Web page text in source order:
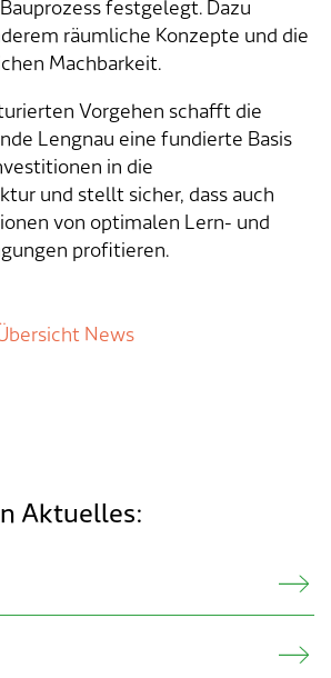
festgelegt. Dazu
räumliche Konzepte und die
Machbarkeit.
Vorgehen schafft die
Lengnau eine fundierte Basis
in die
und stellt sicher, dass auch
von optimalen Lern- und
profitieren.
News
Aktuelles: